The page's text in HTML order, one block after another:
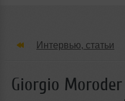
Интервью, статьи
Танцевальные стили
Giorgio